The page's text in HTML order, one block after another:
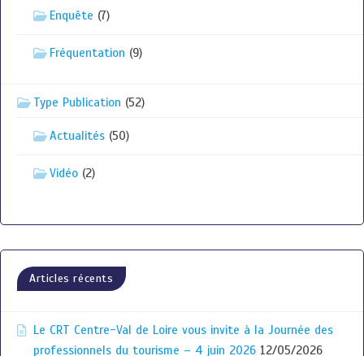
Enquête (7)
Fréquentation (9)
Type Publication (52)
Actualités (50)
Vidéo (2)
Articles récents
Le CRT Centre-Val de Loire vous invite à la Journée des
professionnels du tourisme – 4 juin 2026 12/05/2026